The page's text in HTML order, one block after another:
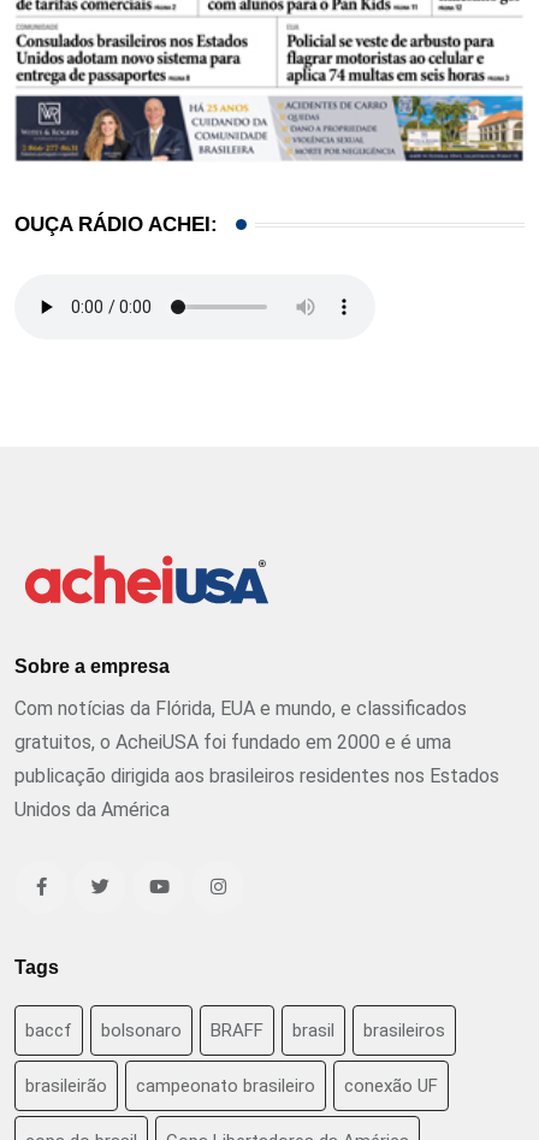
OUÇA RÁDIO ACHEI:
Sobre a empresa
Com notícias da Flórida, EUA e mundo, e classificados
gratuitos, o AcheiUSA foi fundado em 2000 e é uma
publicação dirigida aos brasileiros residentes nos Estados
Unidos da América
Tags
baccf bolsonaro BRAFF brasil brasileiros
brasileirão campeonato brasileiro conexão UF